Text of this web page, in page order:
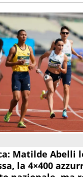
Matilde Abelli
la 4×400